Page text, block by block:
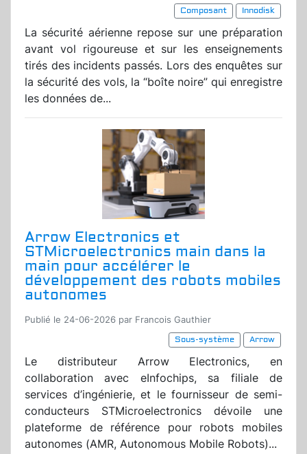
Composant Innodisk
La sécurité aérienne repose sur une préparation
avant vol rigoureuse et sur les enseignements
tirés des incidents passés. Lors des enquêtes sur
la sécurité des vols, la “boîte noire” qui enregistre
les données de...
Arrow Electronics et
STMicroelectronics main dans la
main pour accélérer le
développement des robots mobiles
autonomes
Publié le 24-06-2026 par Francois Gauthier
Sous-système
Arrow
Le distributeur Arrow Electronics, en
collaboration avec eInfochips, sa filiale de
services d’ingénierie, et le fournisseur de semi-
conducteurs STMicroelectronics dévoile une
plateforme de référence pour robots mobiles
autonomes (AMR, Autonomous Mobile Robots)...